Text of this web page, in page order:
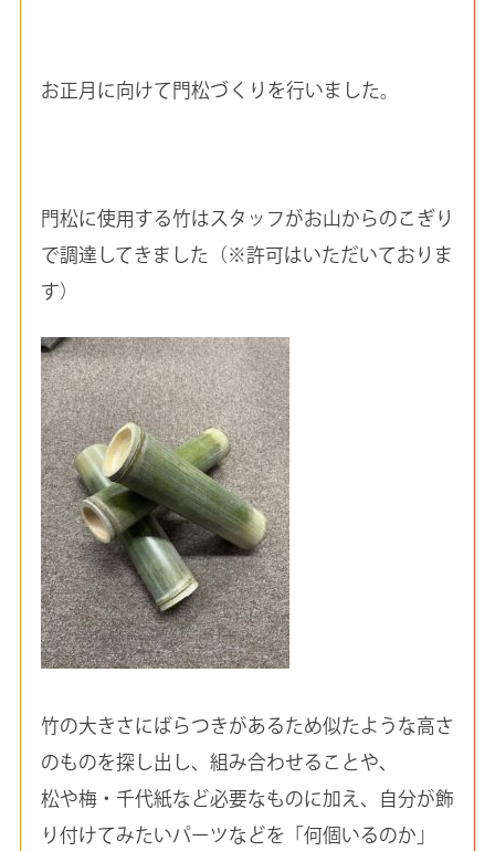
お正月に向けて門松づくりを行いました。
門松に使用する竹はスタッフがお山からのこぎり
で調達してきました（※許可はいただいておりま
す）
竹の大きさにばらつきがあるため似たような高さ
のものを探し出し、組み合わせることや、
松や梅・千代紙など必要なものに加え、自分が飾
り付けてみたいパーツなどを「何個いるのか」